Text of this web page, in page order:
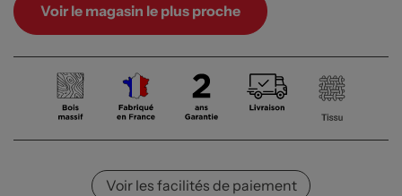
Voir le magasin le plus proche
Voir les facilités de paiement